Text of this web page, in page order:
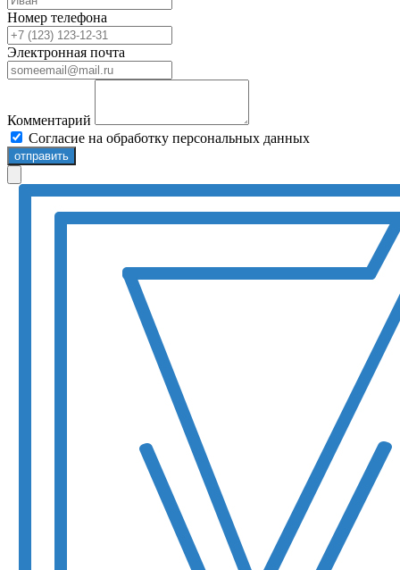
Номер телефона
Электронная почта
Комментарий
Согласие на обработку персональных данных
отправить